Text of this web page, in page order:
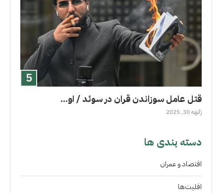
قتل عامل سوزاندن قران در سوئد / او...
ژانویه 30, 2025
دسته بندی ها
اقتصاد و عمران
اقلیت‌ها